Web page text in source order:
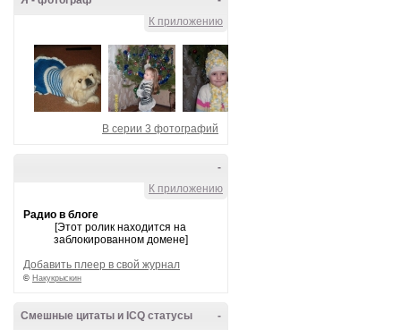
К приложению
В серии 3 фотографий
-
К приложению
Радио в блоге
[Этот ролик находится на
заблокированном домене]
Добавить плеер в свой журнал
© Накукрыскин
-
Смешные цитаты и ICQ статусы